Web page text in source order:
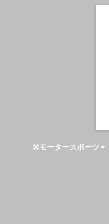
モータースポーツ